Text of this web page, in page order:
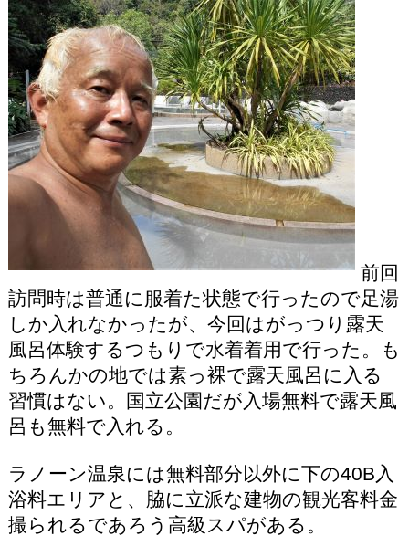
前回
訪問時は普通に服着た状態で行ったので足湯
しか入れなかったが、今回はがっつり露天
風呂体験するつもりで水着着用で行った。も
ちろんかの地では素っ裸で露天風呂に入る
習慣はない。国立公園だが入場無料で露天風
呂も無料で入れる。
ラノーン温泉には無料部分以外に下の40B入
浴料エリアと、脇に立派な建物の観光客料金
撮られるであろう高級スパがある。